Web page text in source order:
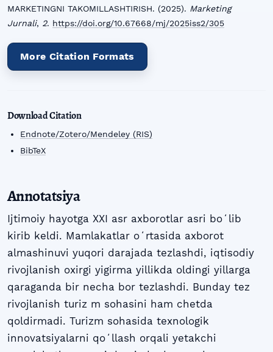
MARKETINGNI TAKOMILLASHTIRISH. (2025). Marketing
Jurnali, 2. https://doi.org/10.67668/mj/2025iss2/305
More Citation Formats
Download Citation
Endnote/Zotero/Mendeley (RIS)
BibTeX
Annotatsiya
Ijtimoiy hayotga XXI asr axborotlar asri boʻlib
kirib keldi. Mamlakatlar oʻrtasida axborot
almashinuvi yuqori darajada tezlashdi, iqtisodiy
rivojlanish oxirgi yigirma yillikda oldingi yillarga
qaraganda bir necha bor tezlashdi. Bunday tez
rivojlanish turiz m sohasini ham chetda
qoldirmadi. Turizm sohasida texnologik
innovatsiyalarni qoʻllash orqali yetakchi